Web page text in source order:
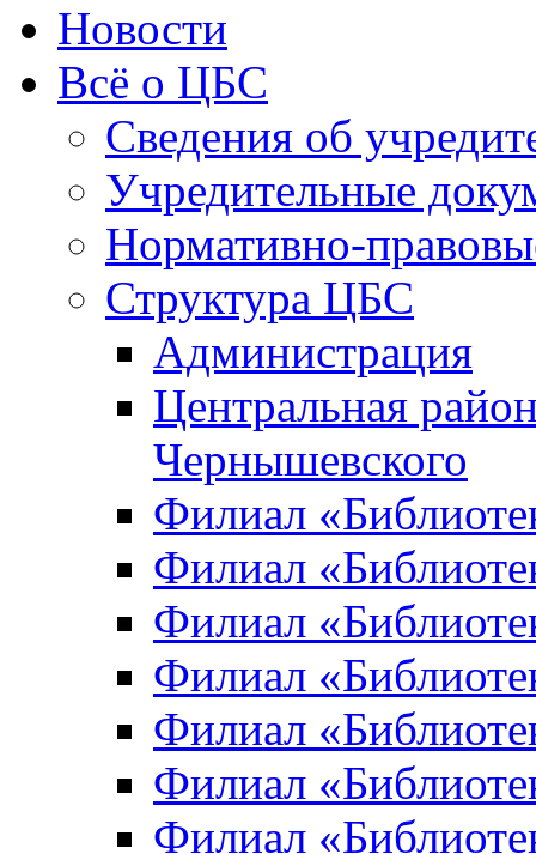
Новости
Всё о ЦБС
Сведения об
Учредительные
Нормативно-
Структура ЦБС
Администрация
Центральная
Чернышевского
Филиал
Филиал
Филиал
Филиал
Филиал
Филиал
Филиал